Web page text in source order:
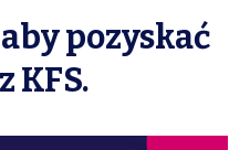
pozyskać
KFS.